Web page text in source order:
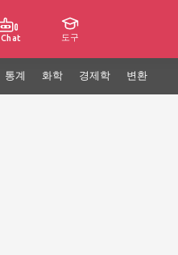
Chat 도구
통계 화학 경제학 변환